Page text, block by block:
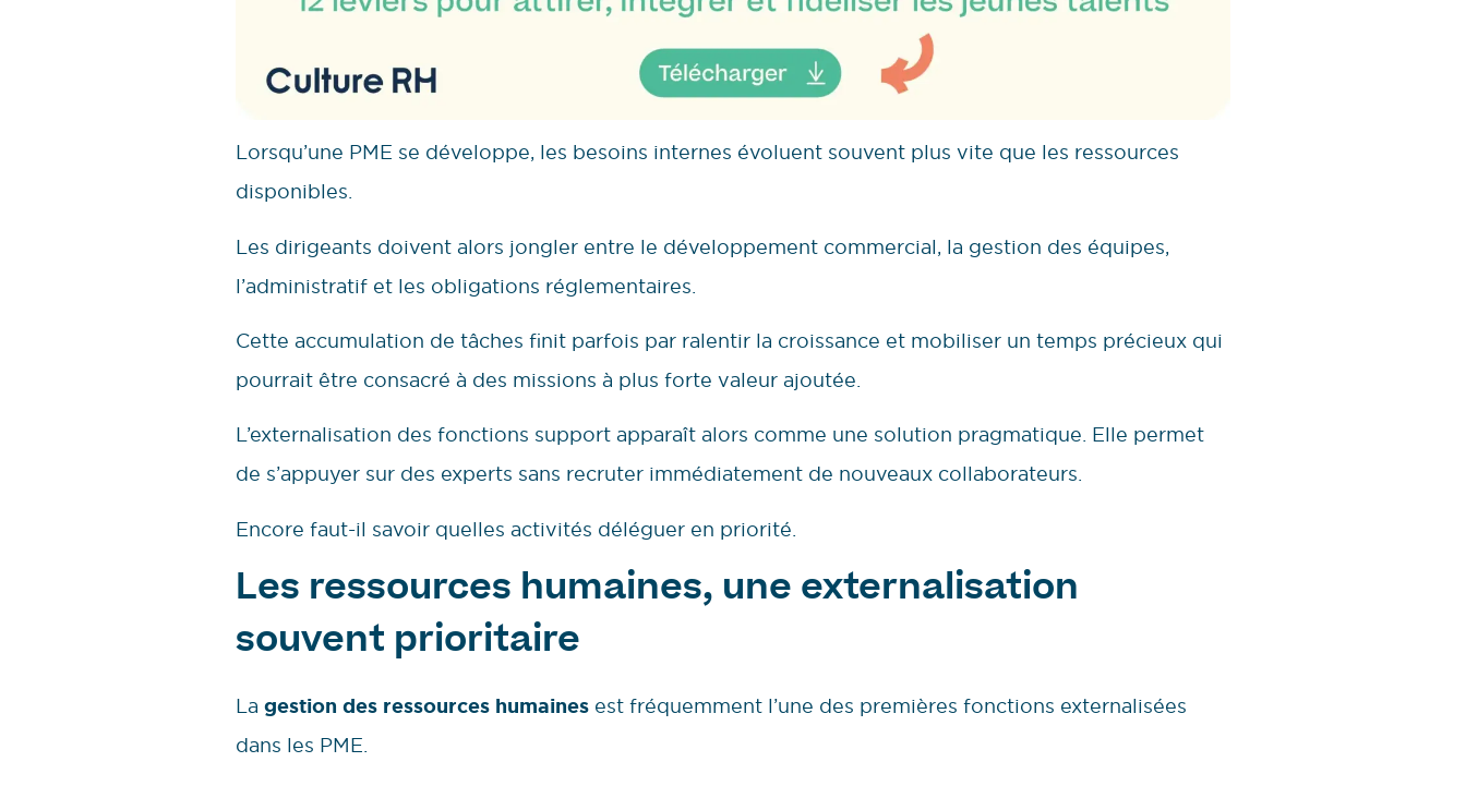
Lorsqu’une PME se développe, les besoins internes évoluent souvent plus vite que les ressources
disponibles.
Les dirigeants doivent alors jongler entre le développement commercial, la gestion des équipes,
l’administratif et les obligations réglementaires.
Cette accumulation de tâches finit parfois par ralentir la croissance et mobiliser un temps précieux qui
pourrait être consacré à des missions à plus forte valeur ajoutée.
L’externalisation des fonctions support apparaît alors comme une solution pragmatique. Elle permet
de s’appuyer sur des experts sans recruter immédiatement de nouveaux collaborateurs.
Encore faut-il savoir quelles activités déléguer en priorité.
Les ressources humaines, une externalisation
souvent prioritaire
La gestion des ressources humaines est fréquemment l’une des premières fonctions externalisées
dans les PME.